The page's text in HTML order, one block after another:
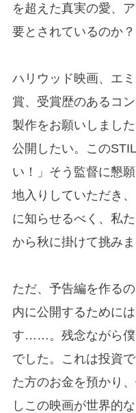
を超えた真実の愛、
要とされているのか
ハリウッド映画、エ
賞、受賞歴のあるコ
製作をお願いしまし
公開したい。この
い！」そう監督に懇
地入りしていただき
に知らせるべく、私
から秋に掛けて挑み
ただ、予告編を作る
内に公開するために
す……。残念ながら僕
でした。これは投資
た方のお金を預かり
しこの映画が世界的